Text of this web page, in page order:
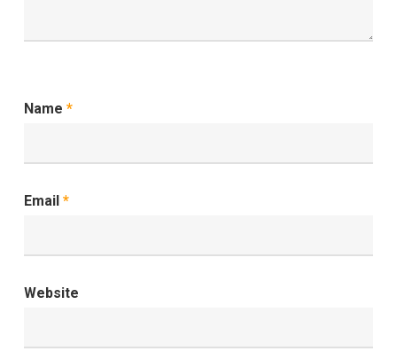
Name *
Email *
Website